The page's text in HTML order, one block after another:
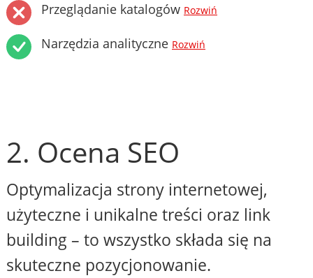
Przeglądanie katalogów Rozwiń
Narzędzia analityczne Rozwiń
2. Ocena SEO
Optymalizacja strony internetowej,
użyteczne i unikalne treści oraz link
building – to wszystko składa się na
skuteczne pozycjonowanie.